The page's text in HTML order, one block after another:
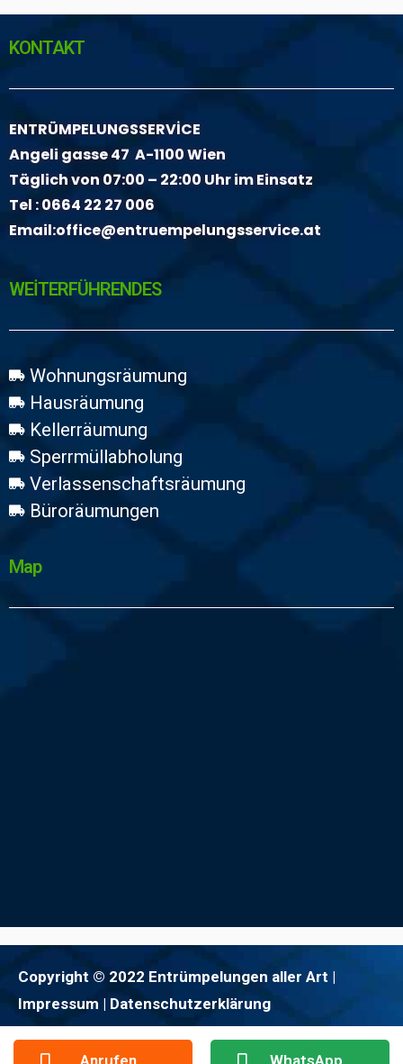
KONTAKT
ENTRÜMPELUNGSSERVİCE
Angeli gasse 47 A-1100 Wien
Täglich von 07:00 – 22:00 Uhr im Einsatz
Tel :0664 22 27 006
Email:office@entruempelungsservice.at
WEİTERFÜHRENDES
Wohnungsräumung
Hausräumung
Kellerräumung
Sperrmüllabholung
Verlassenschaftsräumung
Büroräumungen
Map
Copyright © 2022 Entrümpelungen aller Art |
Impressum | Datenschutzerklärung
Anrufen WhatsApp